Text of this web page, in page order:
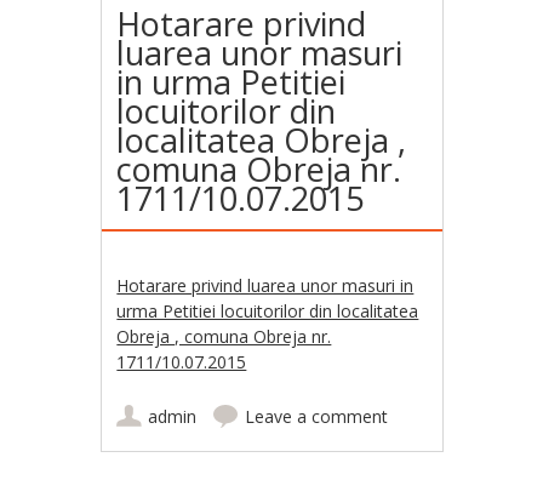
Hotarare privind
luarea unor masuri
in urma Petitiei
locuitorilor din
localitatea Obreja ,
comuna Obreja nr.
1711/10.07.2015
Hotarare privind luarea unor masuri in
urma Petitiei locuitorilor din localitatea
Obreja , comuna Obreja nr.
1711/10.07.2015
admin Leave a comment